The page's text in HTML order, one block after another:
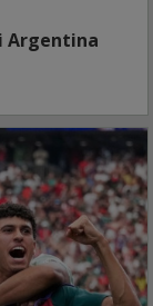
Argentina